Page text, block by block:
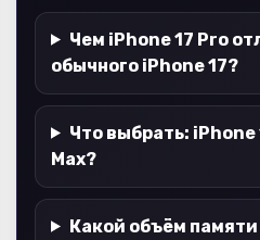
Чем iPhone 17 Pro
обычного iPhone 17?
Что выбрать: iPhone
Max?
Какой объём памяти